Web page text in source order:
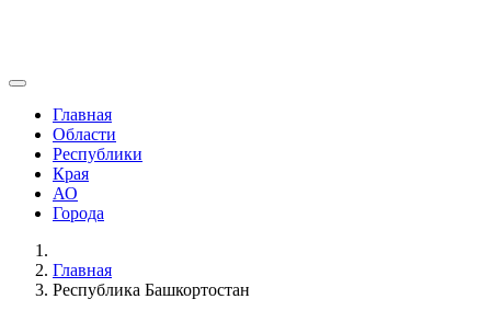
Главная
Области
Республики
Края
АО
Города
Главная
Республика Башкортостан